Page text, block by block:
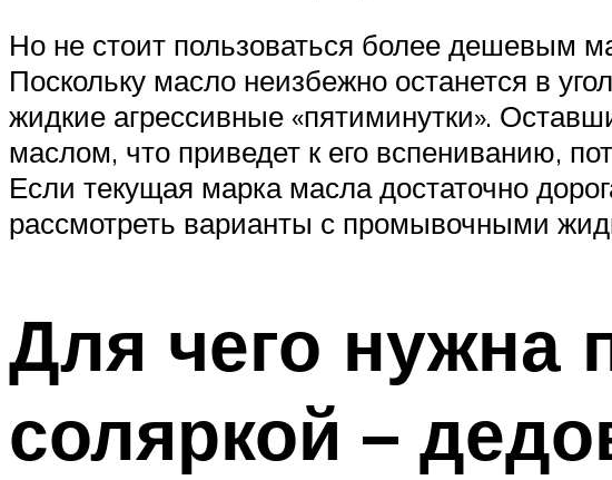
Но не стоит пользоваться более дешевым
Поскольку масло неизбежно останется в
жидкие агрессивные «пятиминутки».
маслом, что приведет к его вспениванию,
Если текущая марка масла достаточно
рассмотреть варианты с промывочными
Для чего нужна
соляркой –